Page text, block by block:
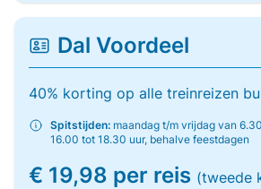
Dal Voordeel
40% korting op alle treinreizen
Spitstijden: maandag t/m vrijdag van
16.00 tot 18.30 uur, behalve feestdagen
€ 19,98 per reis (tweede